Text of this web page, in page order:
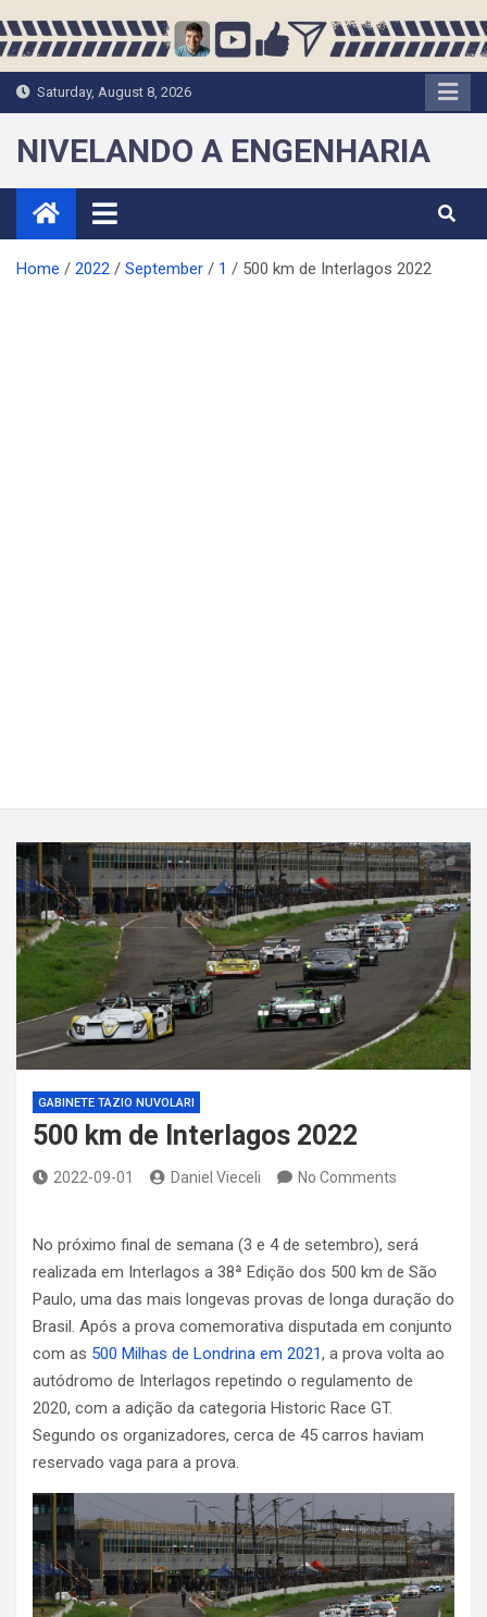
to
Saturday, August 8, 2026
NIVELANDO A ENGENHARIA
Home 2022 September 1 500 km de Interlagos 2022
GABINETE TAZIO NUVOLARI
500 km de Interlagos 2022
2022-09-01 Daniel Vieceli No Comments
No próximo final de semana (3 e 4 de setembro), será
realizada em Interlagos a 38ª Edição dos 500 km de São
Paulo, uma das mais longevas provas de longa duração do
Brasil. Após a prova comemorativa disputada em conjunto
com as 500 Milhas de Londrina em 2021, a prova volta ao
autódromo de Interlagos repetindo o regulamento de
2020, com a adição da categoria Historic Race GT.
Segundo os organizadores, cerca de 45 carros haviam
reservado vaga para a prova.